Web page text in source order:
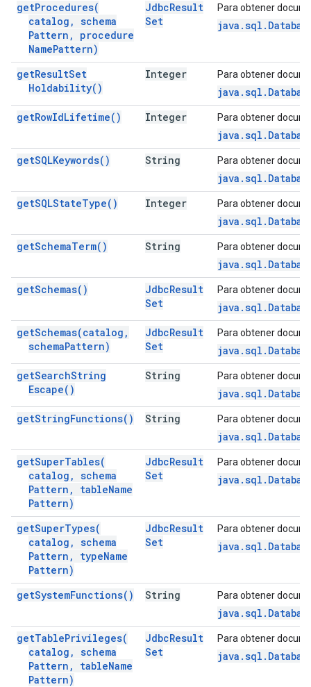
getProcedures(
catalog , schema
Pattern ,
procedure
NamePattern)
JdbcResult
Set
Para obtener
getResultSet
Holdability( )
Integer Para obtener
getRowIdLifetime( ) Integer Para obtener
getSQLKeywords( ) String Para obtener
getSQLStateType( ) Integer Para obtener
getSchemaTerm( ) String Para obtener
getSchemas( ) JdbcResult
Set
Para obtener
getSchemas(catalog ,
schemaPattern)
JdbcResult
Set
Para obtener
getSearchString
Escape( )
String Para obtener
getStringFunctions( ) String Para obtener
getSuperTables(
catalog , schema
Pattern , tableName
Pattern)
JdbcResult
Set
Para obtener
getSuperTypes(
catalog , schema
Pattern , typeName
Pattern)
JdbcResult
Set
Para obtener
getSystemFunctions( ) String Para obtener
getTablePrivileges(
catalog , schema
Pattern , tableName
Pattern)
JdbcResult
Set
Para obtener